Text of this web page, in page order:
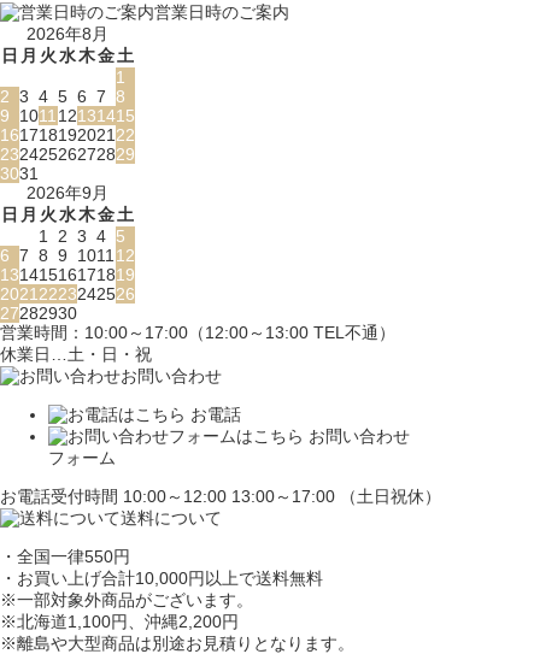
営業日時のご案内
2026年8月
日 月 火水木金土
1
2 3 4 5 6 7 8
9
1011 12131415
161718192021 22
23242526272829
3031
2026年9月
日 月 火水木金土
1
2 3 4 5
6 7 8 9 1011 12
13141516171819
2021 2223242526
27282930
営業時間：10:00～17:00（12:00～13:00 TEL不通）
休業日…土・日・祝
お問い合わせ
お電話
お問い合わせ
フォーム
お電話受付時間 10:00～12:00 13:00～17:00 （土日祝休）
送料について
・全国一律550円
・お買い上げ合計10,000円 以上で送料無料
※一部対象外商品がございます。
※北海道1,100円
、沖縄2,200円
※離島や大型商品は別途お見積りとなります。